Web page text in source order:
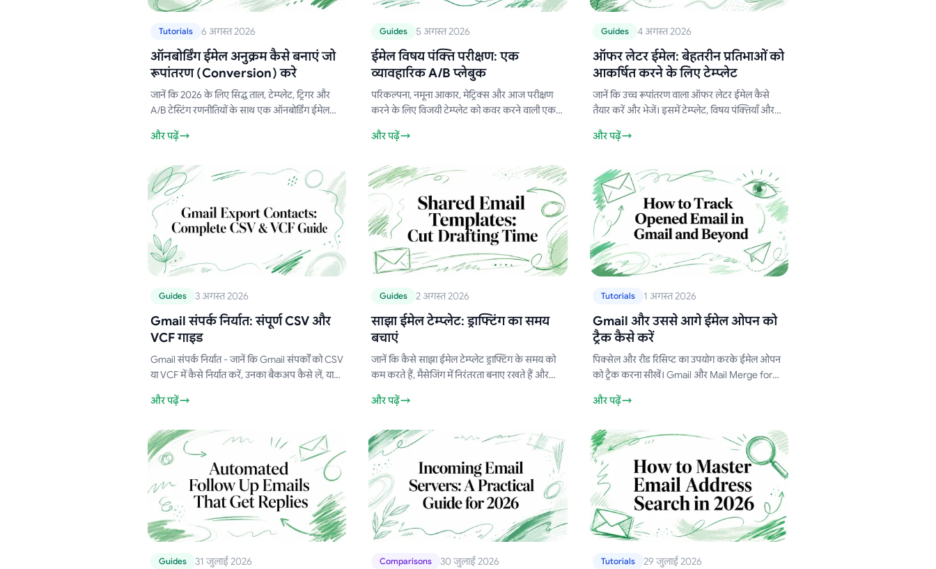
Tutorials 6 अगस्त 2026
ऑनबोर्डिंग ईमेल अनुक्रम कैसे बनाएं जो
रूपांतरण (Conversion) करे
जानें कि 2026 के लिए सिद्ध ताल, टेम्प्लेट, ट्रिगर और
A/B टेस्टिंग रणनीतियों के साथ एक ऑनबोर्डिंग ईमेल
को बढ़ावा देता है।
और पढ़ें
Guides 5 अगस्त 2026
ईमेल विषय पंक्ति परीक्षण: एक
व्यावहारिक A/B प्लेबुक
परिकल्पना, नमूना आकार, मेट्रिक्स और आज परीक्षण
करने के लिए विजयी टेम्प्लेट को कवर करने वाली एक
परीक्षण में महारत हासिल करें।
और पढ़ें
Guides 4 अगस्त 2026
ऑफर लेटर ईमेल: बेहतरीन प्रतिभाओं को
आकर्षित करने के लिए टेम्प्लेट
जानें कि उच्च रूपांतरण वाला ऑफर लेटर ईमेल कैसे
तैयार करें और भेजें। इसमें टेम्प्लेट, विषय पंक्तियाँ और
और पढ़ें
Guides 3 अगस्त 2026
Gmail संपर्क निर्यात: संपूर्ण CSV और
VCF गाइड
Gmail संपर्क निर्यात - जानें कि Gmail संपर्कों को CSV
या VCF में कैसे निर्यात करें, उनका बैकअप कैसे लें, या
सरल चरण और सुझाव।
और पढ़ें
Guides 2 अगस्त 2026
साझा ईमेल टेम्प्लेट: ड्राफ्टिंग का समय
बचाएं
जानें कि कैसे साझा ईमेल टेम्प्लेट ड्राफ्टिंग के समय को
कम करते हैं, मैसेजिंग में निरंतरता बनाए रखते हैं और
आउटरीच को स्केल करते हैं।
और पढ़ें
Tutorials 1 अगस्त 2026
Gmail और उससे आगे ईमेल ओपन को
ट्रैक कैसे करें
पिक्सेल और रीड रिसिप्ट का उपयोग करके ईमेल ओपन
को ट्रैक करना सीखें। Gmail और Mail Merge for
टिप्स।
और पढ़ें
Guides 31 जुलाई 2026 Comparisons 30 जुलाई 2026 Tutorials 29 जुलाई 2026